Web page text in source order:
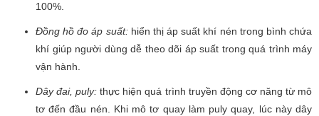
100%.
Đồng hồ đo áp suất: hiển thị áp suất khí nén trong bình chứa
khí giúp người dùng dễ theo dõi áp suất trong quá trình máy
vận hành.
Dây đai, puly: thực hiện quá trình truyền động cơ năng từ mô
tơ đến đầu nén. Khi mô tơ quay làm puly quay, lúc này dây